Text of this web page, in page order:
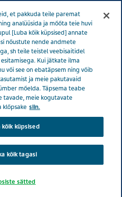
Kõik lood
haigusega elavaid inimesi
inimesi
et pakkuda teile paremat
analüüsida ja mõõta teie huvi
[Luba kõik küpsised] annate
nõustute nende andmete
sh teile teistel veebisaitidel
Kui jätkate ilma
või see on ebatäpsem ning võib
ja meie pakutavaid
mõelda. Täpsema teabe
tavade, meie kogutavate
klõpsake siin.
kõik küpsised
kõik tagasi
sätted